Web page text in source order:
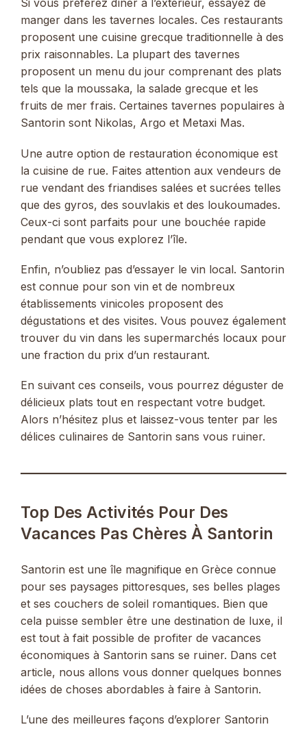
Si vous préférez dîner à l’extérieur, essayez de
manger dans les tavernes locales. Ces restaurants
proposent une cuisine grecque traditionnelle à des
prix raisonnables. La plupart des tavernes
proposent un menu du jour comprenant des plats
tels que la moussaka, la salade grecque et les
fruits de mer frais. Certaines tavernes populaires à
Santorin sont Nikolas, Argo et Metaxi Mas.
Une autre option de restauration économique est
la cuisine de rue. Faites attention aux vendeurs de
rue vendant des friandises salées et sucrées telles
que des gyros, des souvlakis et des loukoumades.
Ceux-ci sont parfaits pour une bouchée rapide
pendant que vous explorez l’île.
Enfin, n’oubliez pas d’essayer le vin local. Santorin
est connue pour son vin et de nombreux
établissements vinicoles proposent des
dégustations et des visites. Vous pouvez également
trouver du vin dans les supermarchés locaux pour
une fraction du prix d’un restaurant.
En suivant ces conseils, vous pourrez déguster de
délicieux plats tout en respectant votre budget.
Alors n’hésitez plus et laissez-vous tenter par les
délices culinaires de Santorin sans vous ruiner.
Top Des Activités Pour Des
Vacances Pas Chères À Santorin
Santorin est une île magnifique en Grèce connue
pour ses paysages pittoresques, ses belles plages
et ses couchers de soleil romantiques. Bien que
cela puisse sembler être une destination de luxe, il
est tout à fait possible de profiter de vacances
économiques à Santorin sans se ruiner. Dans cet
article, nous allons vous donner quelques bonnes
idées de choses abordables à faire à Santorin.
L’une des meilleures façons d’explorer Santorin